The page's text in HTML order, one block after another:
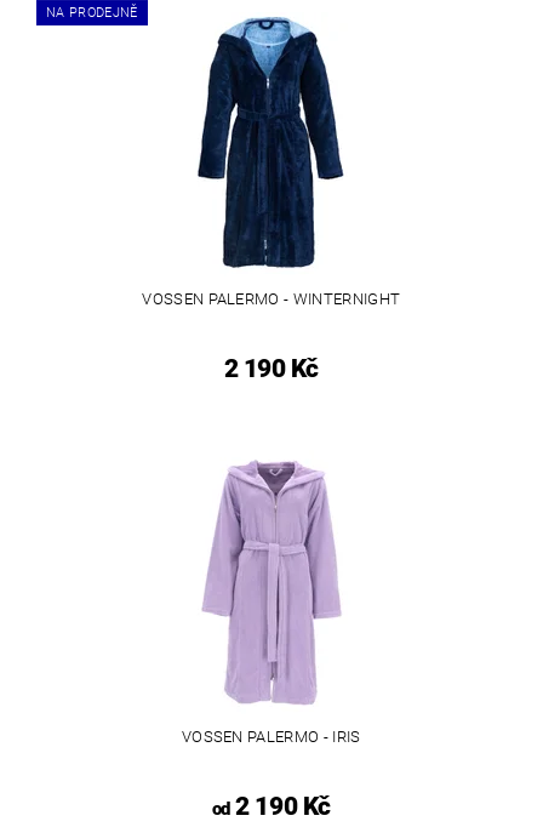
NA PRODEJNĚ
VOSSEN PALERMO - WINTERNIGHT
2 190 Kč
VOSSEN PALERMO - IRIS
od2 190 Kč